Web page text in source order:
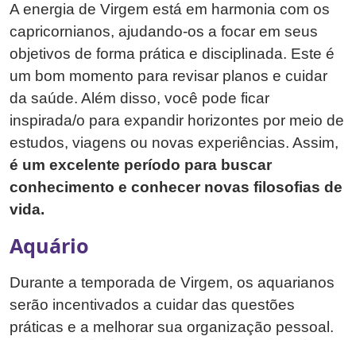
A energia de Virgem está em harmonia com os
capricornianos, ajudando-os a focar em seus
objetivos de forma prática e disciplinada. Este é
um bom momento para revisar planos e cuidar
da saúde. Além disso, você pode ficar
inspirada/o para expandir horizontes por meio de
estudos, viagens ou novas experiências. Assim,
é um excelente período para buscar
conhecimento e conhecer novas filosofias de
vida.
Aquário
Durante a temporada de Virgem, os aquarianos
serão incentivados a cuidar das questões
práticas e a melhorar sua organização pessoal.